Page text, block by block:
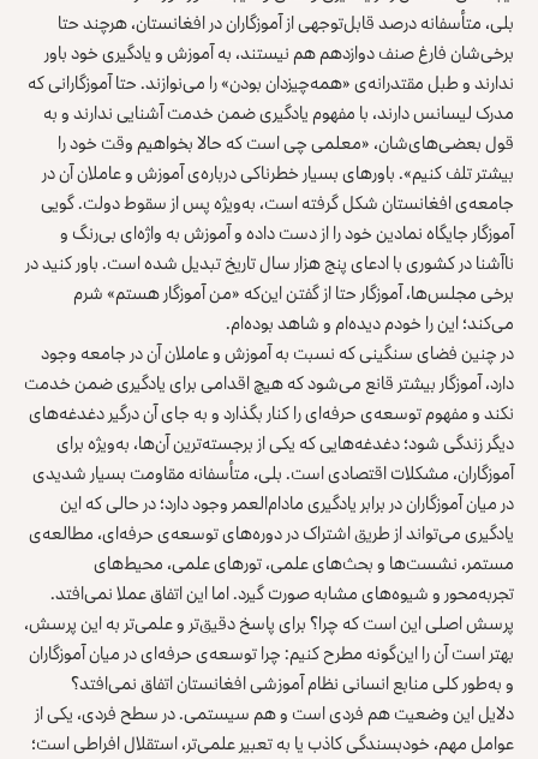
بلی، متأسفانه درصد قابل‌توجهی از آموزگاران در افغانستان، هرچند حتا
برخی‌شان فارغ صنف دوازدهم هم نیستند، به آموزش و یادگیری خود باور
ندارند و طبل مقتدرانه‌ی «همه‌چیزدان بودن» را می‌نوازند. حتا آموزگارانی که
مدرک لیسانس دارند، با مفهوم یادگیری ضمن خدمت آشنایی ندارند و به
قول بعضی‌های‌شان، «معلمی چی است که حالا بخواهیم وقت خود را
بیشتر تلف کنیم». باورهای بسیار خطرناکی درباره‌ی آموزش و عاملان آن در
جامعه‌ی افغانستان شکل گرفته است، به‌ویژه پس از سقوط دولت. گویی
آموزگار جایگاه نمادین خود را از دست داده و آموزش به واژه‌ای بی‌رنگ و
ناآشنا در کشوری با ادعای پنج هزار سال تاریخ تبدیل شده است. باور کنید در
برخی مجلس‌ها، آموزگار حتا از گفتن این‌که «من آموزگار هستم» شرم
می‌کند؛ این را خودم دیده‌ام و شاهد بوده‌ام.
در چنین فضای سنگینی که نسبت به آموزش و عاملان آن در جامعه وجود
دارد، آموزگار بیشتر قانع می‌شود که هیچ اقدامی برای یادگیری ضمن خدمت
نکند و مفهوم توسعه‌ی حرفه‌ای را کنار بگذارد و به‌ جای آن درگیر دغدغه‌های
دیگر زندگی شود؛ دغدغه‌هایی که یکی از برجسته‌ترین آن‌ها، به‌ویژه برای
آموزگاران، مشکلات اقتصادی است. بلی، متأسفانه مقاومت بسیار شدیدی
در میان آموزگاران در برابر یادگیری مادام‌العمر وجود دارد؛ در حالی که این
یادگیری می‌تواند از طریق اشتراک در دوره‌های توسعه‌ی حرفه‌ای، مطالعه‌ی
مستمر، نشست‌ها و بحث‌های علمی، تورهای علمی، محیط‌های
تجربه‌محور و شیوه‌های مشابه صورت گیرد. اما این اتفاق عملا نمی‌افتد.
پرسش اصلی این است که چرا؟ برای پاسخ دقیق‌تر و علمی‌تر به این پرسش،
بهتر است آن را این‌گونه مطرح کنیم: چرا توسعه‌ی حرفه‌ای در میان آموزگاران
و به‌طور کلی منابع انسانی نظام آموزشی افغانستان اتفاق نمی‌افتد؟
دلایل این وضعیت هم فردی است و هم سیستمی. در سطح فردی، یکی از
عوامل مهم، خودبسندگی کاذب یا به تعبیر علمی‌تر، استقلال افراطی است؛